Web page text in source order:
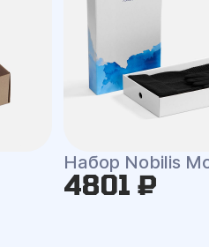
Набор Nobilis
4801 ₽